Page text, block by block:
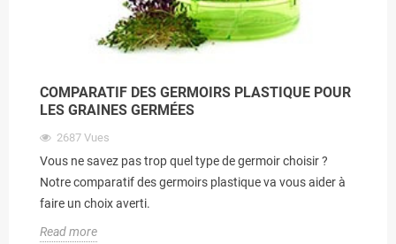
COMPARATIF DES GERMOIRS PLASTIQUE POUR
LES GRAINES GERMÉES
2687 Vues
Vous ne savez pas trop quel type de germoir choisir ?
Notre comparatif des germoirs plastique va vous aider à
faire un choix averti.
Read more